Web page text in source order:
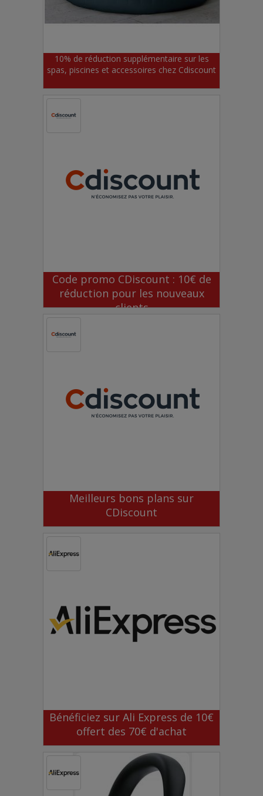
10% de réduction supplémentaire sur les
spas, piscines et accessoires chez Cdiscount
Code promo CDiscount : 10€ de
réduction pour les nouveaux
clients
Meilleurs bons plans sur
CDiscount
Bénéficiez sur Ali Express de 10€
offert des 70€ d'achat